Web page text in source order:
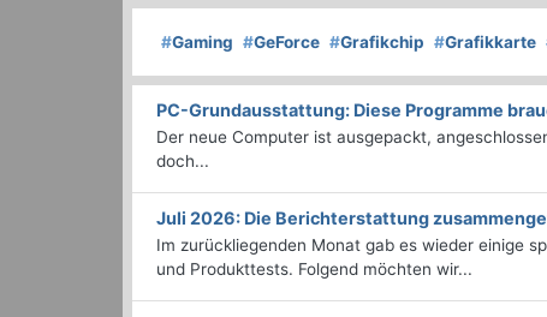
#Gaming #GeForce #Grafikchip #Grafikkarte
PC-Grundausstattung: Diese Programme
Der neue Computer ist ausgepackt,
doch...
Juli 2026: Die Bericht­erstattung
Im zurückliegenden Monat gab es wieder einige
und Produkttests. Folgend möchten wir...